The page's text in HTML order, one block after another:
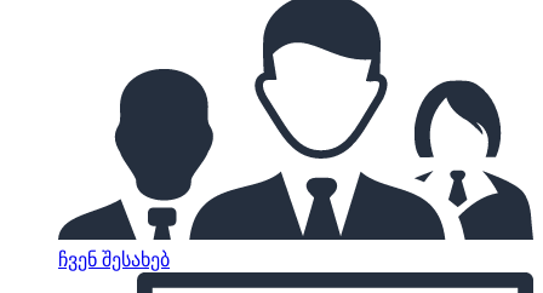
ჩვენ შესახებ